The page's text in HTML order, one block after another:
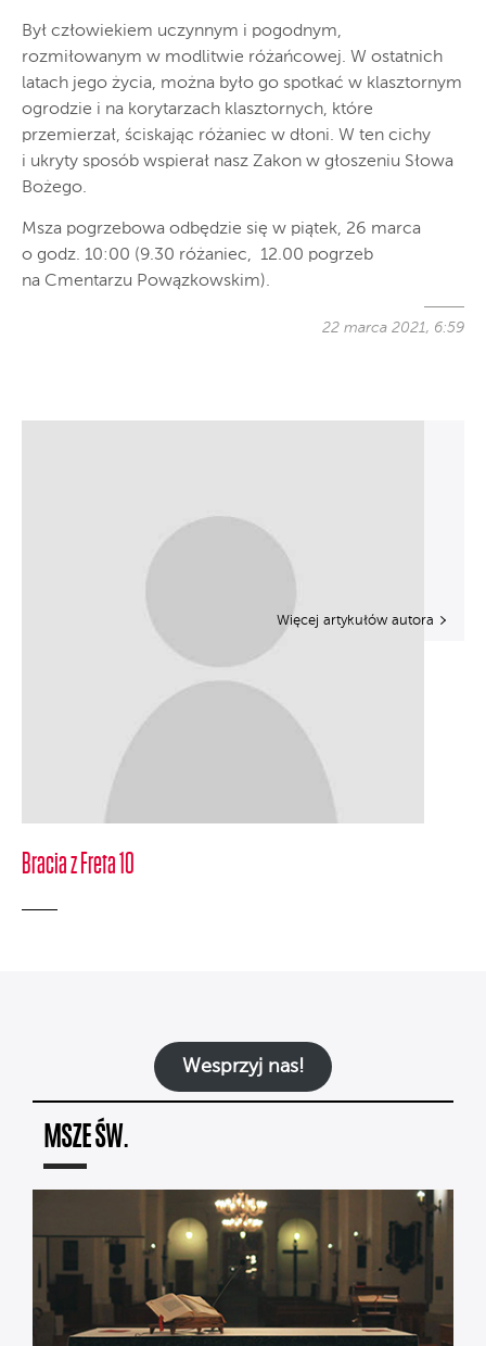
Był człowiekiem uczynnym i pogodnym,
rozmiłowanym w modlitwie różańcowej. W ostatnich
latach jego życia, można było go spotkać w klasztornym
ogrodzie i na korytarzach klasztornych, które
przemierzał, ściskając różaniec w dłoni. W ten cichy
i ukryty sposób wspierał nasz Zakon w głoszeniu Słowa
Bożego.
Msza pogrzebowa odbędzie się w piątek, 26 marca
o godz. 10:00 (9.30 różaniec, 12.00 pogrzeb
na Cmentarzu Powązkowskim).
22 marca 2021, 6:59
Bracia z Freta 10
Więcej artykułów autora
Wesprzyj nas!
MSZE ŚW.